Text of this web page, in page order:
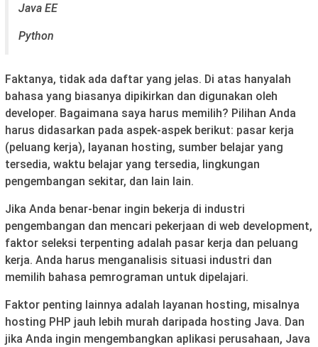
Java EE
Python
Faktanya, tidak ada daftar yang jelas. Di atas hanyalah
bahasa yang biasanya dipikirkan dan digunakan oleh
developer. Bagaimana saya harus memilih? Pilihan Anda
harus didasarkan pada aspek-aspek berikut: pasar kerja
(peluang kerja), layanan hosting, sumber belajar yang
tersedia, waktu belajar yang tersedia, lingkungan
pengembangan sekitar, dan lain lain.
Jika Anda benar-benar ingin bekerja di industri
pengembangan dan mencari pekerjaan di web development,
faktor seleksi terpenting adalah pasar kerja dan peluang
kerja. Anda harus menganalisis situasi industri dan
memilih bahasa pemrograman untuk dipelajari.
Faktor penting lainnya adalah layanan hosting, misalnya
hosting PHP jauh lebih murah daripada hosting Java. Dan
jika Anda ingin mengembangkan aplikasi perusahaan, Java